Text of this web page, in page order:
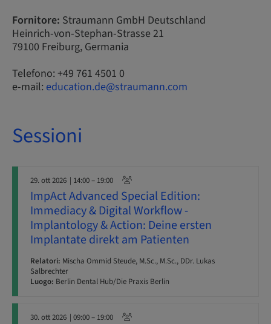
Fornitore: Straumann GmbH Deutschland
Heinrich-von-Stephan-Strasse 21
79100 Freiburg, Germania
Telefono: +49 761 4501 0
e-mail: education.de@straumann.com
Sessioni
29. ott 2026 | 14:00 – 19:00
ImpAct Advanced Special Edition:
Immediacy & Digital Workflow -
Implantology & Action: Deine ersten
Implantate direkt am Patienten
Relatori: Mischa Ommid Steude, M.Sc., M.Sc., DDr. Lukas
Salbrechter
Luogo: Berlin Dental Hub/Die Praxis Berlin
30. ott 2026 | 09:00 – 19:00